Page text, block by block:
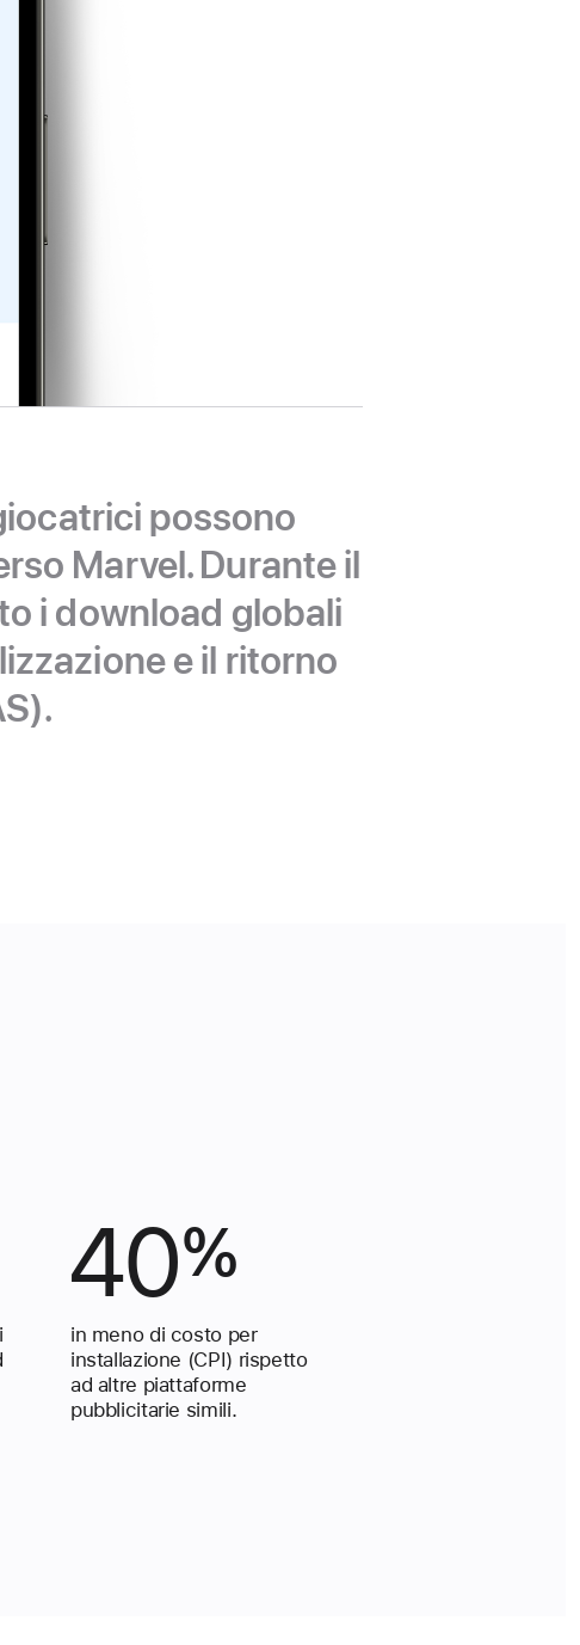
possono
Marvel. Durante il
i download globali
e il ritorno
40%
in meno di costo per
installazione (CPI) rispetto
ad altre piattaforme
pubblicitarie simili.